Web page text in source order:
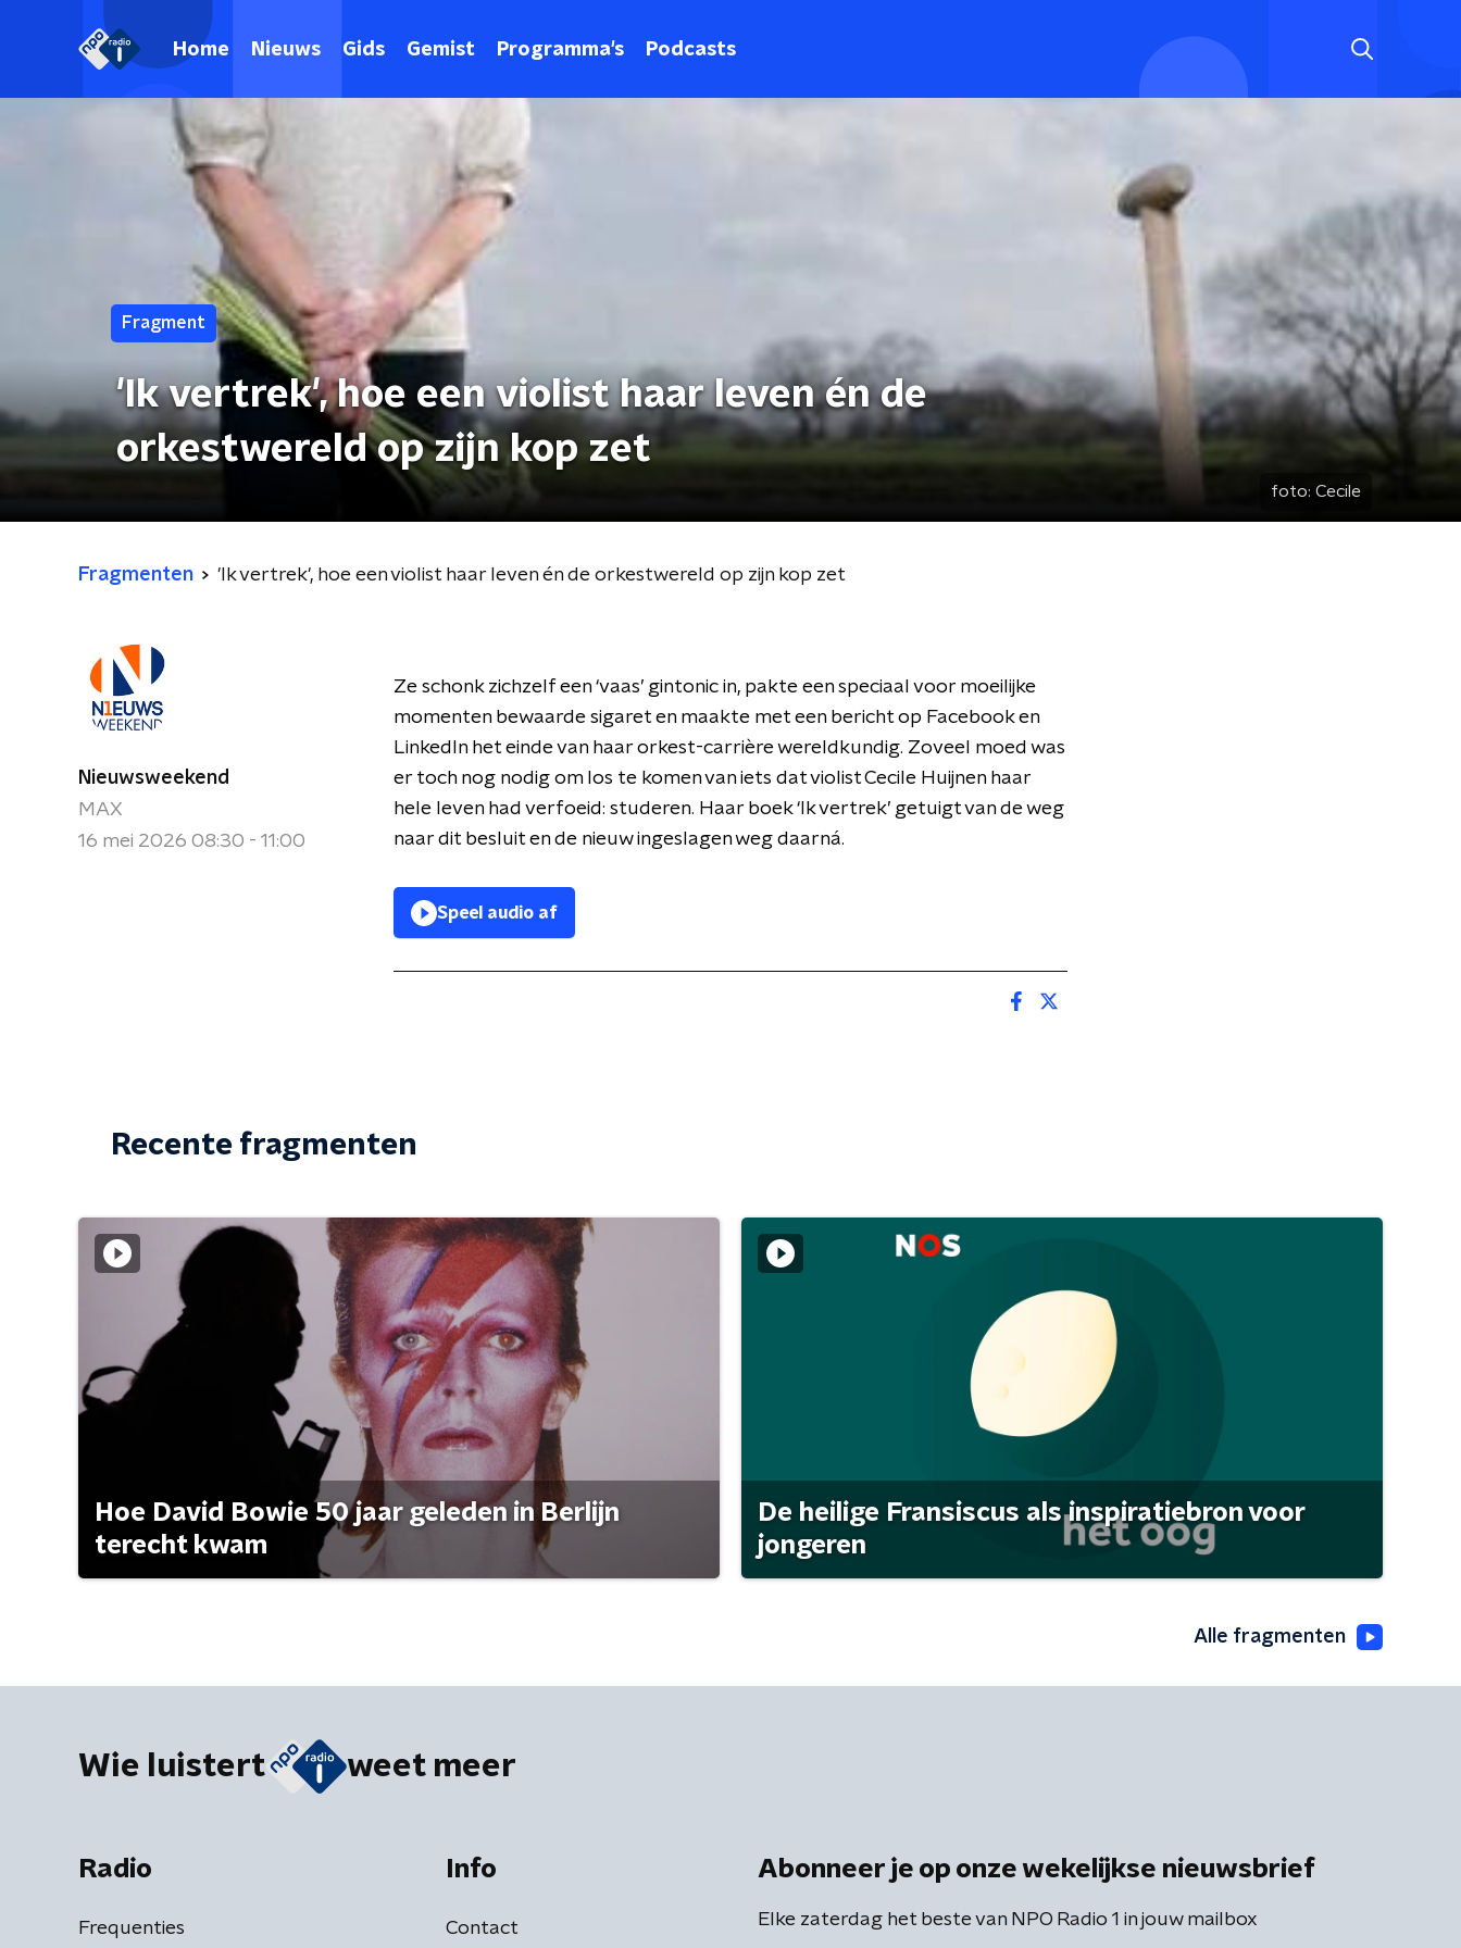
Home Nieuws Gids Gemist Programma's Podcasts
Fragment
'Ik vertrek', hoe een violist haar leven én de
orkestwereld op zijn kop zet
foto: Cecile
Fragmenten 'Ik vertrek', hoe een violist haar leven én de orkestwereld op zijn kop zet
Nieuwsweekend
MAX
16 mei 2026 08:30 - 11:00
Ze schonk zichzelf een ‘vaas’ gintonic in, pakte een speciaal voor moeilijke
momenten bewaarde sigaret en maakte met een bericht op Facebook en
LinkedIn het einde van haar orkest-carrière wereldkundig. Zoveel moed was
er toch nog nodig om los te komen van iets dat violist Cecile Huijnen haar
hele leven had verfoeid: studeren. Haar boek ‘Ik vertrek’ getuigt van de weg
naar dit besluit en de nieuw ingeslagen weg daarná.
Speel audio af
Recente fragmenten
Hoe David Bowie 50 jaar geleden in Berlijn
terecht kwam
De heilige Fransiscus als inspiratiebron voor
jongeren
Alle fragmenten
Wie luistert weet meer
Radio
Frequenties
Info
Contact
Abonneer je op onze wekelijkse nieuwsbrief
Elke zaterdag het beste van NPO Radio 1 in jouw mailbox